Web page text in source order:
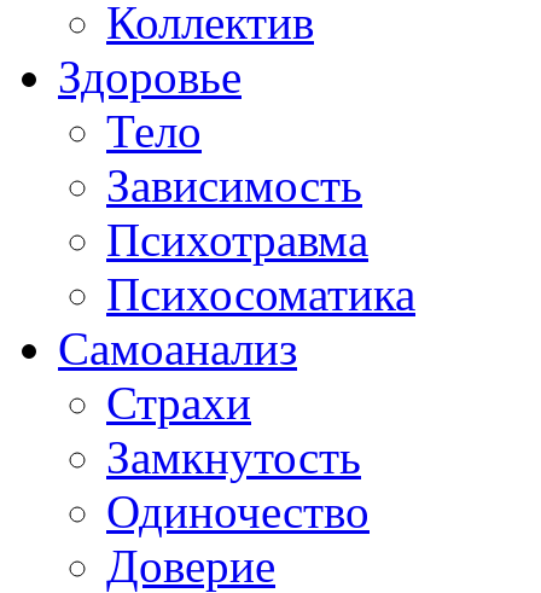
Коллектив
Здоровье
Тело
Зависимость
Психотравма
Психосоматика
Самоанализ
Страхи
Замкнутость
Одиночество
Доверие